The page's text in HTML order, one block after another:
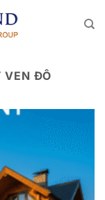
VEN ĐÔ